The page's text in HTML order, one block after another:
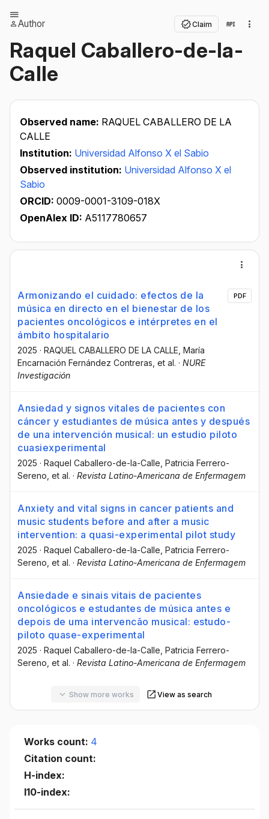
Author Claim
Raquel Caballero-de-la-
Calle
Observed name: RAQUEL CABALLERO DE LA
CALLE
Institution: Universidad Alfonso X el Sabio
Observed institution: Universidad Alfonso X el
Sabio
ORCID: 0009-0001-3109-018X
OpenAlex ID: A5117780657
Armonizando el cuidado: efectos de la
música en directo en el bienestar de los
pacientes oncológicos e intérpretes en el
ámbito hospitalario
2025 · RAQUEL CABALLERO DE LA CALLE , María
Encarnación Fernández Contreras , et al. · NURE
Investigación
PDF
Ansiedad y signos vitales de pacientes con
cáncer y estudiantes de música antes y después
de una intervención musical: un estudio piloto
cuasiexperimental
2025 · Raquel Caballero-de-la-Calle , Patricia Ferrero-
Sereno , et al. · Revista Latino-Americana de Enfermagem
Anxiety and vital signs in cancer patients and
music students before and after a music
intervention: a quasi-experimental pilot study
2025 · Raquel Caballero-de-la-Calle , Patricia Ferrero-
Sereno , et al. · Revista Latino-Americana de Enfermagem
Ansiedade e sinais vitais de pacientes
oncológicos e estudantes de música antes e
depois de uma intervencão musical: estudo-
piloto quase-experimental
2025 · Raquel Caballero-de-la-Calle , Patricia Ferrero-
Sereno , et al. · Revista Latino-Americana de Enfermagem
Show more works View as search
Works count: 4
Citation count:
H-index:
I10-index: